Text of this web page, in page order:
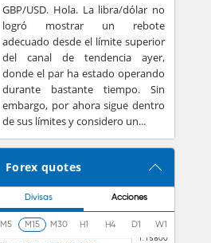
GBP/USD. Hola. La libra/dólar no
logró mostrar un rebote
adecuado desde el límite superior
del canal de tendencia ayer,
donde el par ha estado operando
durante bastante tiempo. Sin
embargo, por ahora sigue dentro
de sus límites y considero un...
Forex quotes
Divisas Acciones
M5 M15 M30 H1 H4 D1 W1